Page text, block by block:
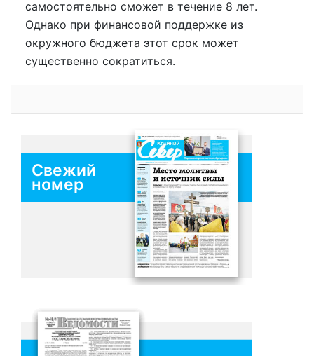
самостоятельно сможет в течение 8 лет.
Однако при финансовой поддержке из
окружного бюджета этот срок может
существенно сократиться.
Свежий
номер